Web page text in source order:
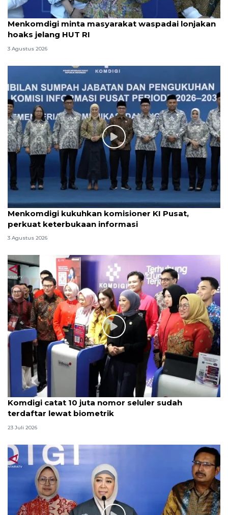
Menkomdigi minta masyarakat waspadai lonjakan
hoaks jelang HUT RI
3 Agustus 2026
Menkomdigi kukuhkan komisioner KI Pusat,
perkuat keterbukaan informasi
3 Agustus 2026
Komdigi catat 10 juta nomor seluler sudah
terdaftar lewat biometrik
23 Juli 2026